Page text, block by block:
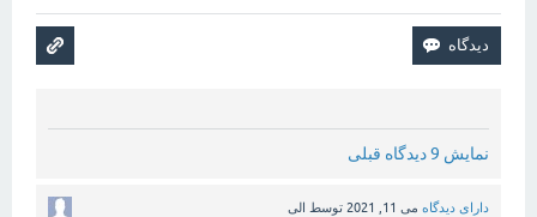
نمایش 9 دیدگاه قبلی
دارای دیدگاه می 11, 2021 توسط الی